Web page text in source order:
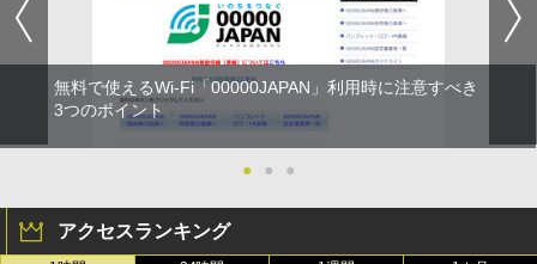
無料で使えるWi-Fi「00000JAPAN」利用時に注意すべき
3つのポイント
● ● ●
アクセスランキング